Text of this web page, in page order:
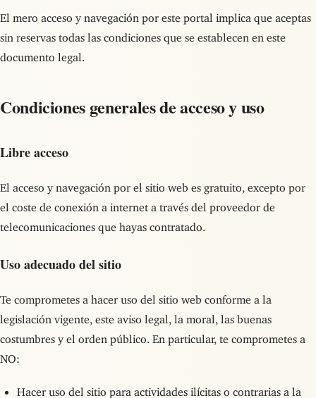
El mero acceso y navegación por este portal implica que aceptas
sin reservas todas las condiciones que se establecen en este
documento legal.
Condiciones generales de acceso y uso
Libre acceso
El acceso y navegación por el sitio web es gratuito, excepto por
el coste de conexión a internet a través del proveedor de
telecomunicaciones que hayas contratado.
Uso adecuado del sitio
Te comprometes a hacer uso del sitio web conforme a la
legislación vigente, este aviso legal, la moral, las buenas
costumbres y el orden público. En particular, te comprometes a
NO:
Hacer uso del sitio para actividades ilícitas o contrarias a la